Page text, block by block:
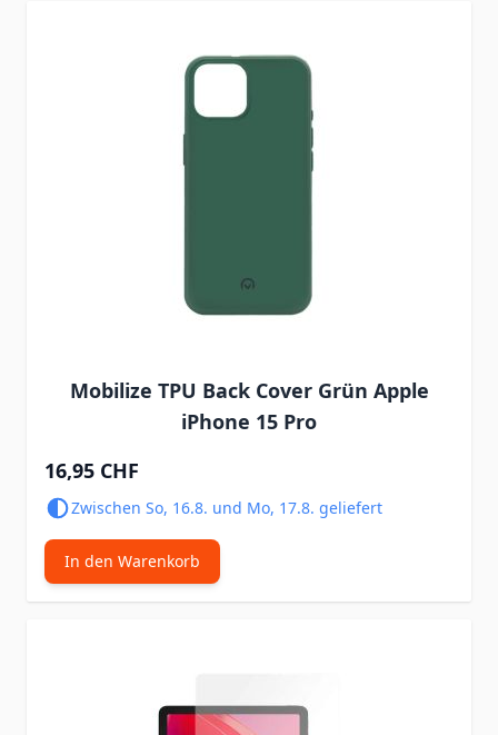
Mobilize TPU Back Cover Grün Apple
iPhone 15 Pro
16,95 CHF
Zwischen So, 16.8. und Mo, 17.8. geliefert
In den Warenkorb